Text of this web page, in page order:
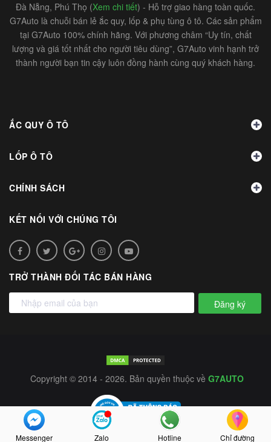
Đà Nẵng, Phú Thọ (Xem chi tiết) - Hỗ trợ giao hàng toàn quốc.
G7Auto là chuỗi bán lẻ ắc quy, lốp & phụ tùng ô tô. Các sản phẩm
tại G7Auto 100% chính hãng. Với phương châm “Uy tín, chất
lượng và giá tốt nhất cho người tiêu dùng”, G7Auto vinh hạnh trở
thành người bạn tin cậy luôn đồng hành cùng quý khách hàng.
ẮC QUY Ô TÔ
LỐP Ô TÔ
CHÍNH SÁCH
KẾT NỐI VỚI CHÚNG TÔI
TRỞ THÀNH ĐỐI TÁC BÁN HÀNG
Đăng ký
Copyright © 2014 - 2026. Bản quyền thuộc về G7AUTO
Messenger Zalo Hotline Chỉ đường